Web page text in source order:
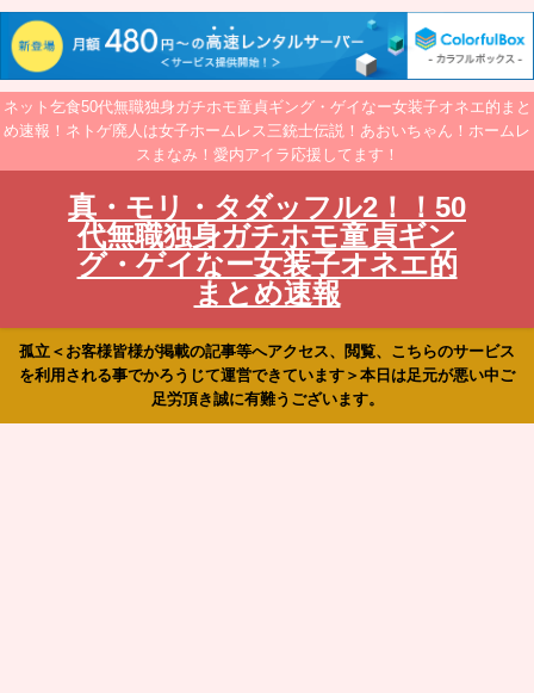
ネット乞食50代無職独身ガチホモ童貞ギング・ゲイなー女装子オネエ的まと
め速報！ネトゲ廃人は女子ホームレス三銃士伝説！あおいちゃん！ホームレ
スまなみ！愛内アイラ応援してます！
真・モリ・タダッフル2！！50
代無職独身ガチホモ童貞ギン
グ・ゲイなー女装子オネエ的
まとめ速報
孤立＜お客様皆様が掲載の記事等へアクセス、閲覧、こちらのサービス
を利用される事でかろうじて運営できています＞本日は足元が悪い中ご
足労頂き誠に有難うございます。